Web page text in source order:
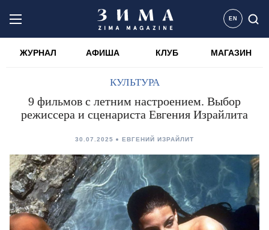
EN
ЖУРНАЛ АФИША КЛУБ МАГАЗИН
КУЛЬТУРА
9 фильмов с летним настроением. Выбор
режиссера и сценариста Евгения Израйлита
30.07.2025 ЕВГЕНИЙ ИЗРАЙЛИТ